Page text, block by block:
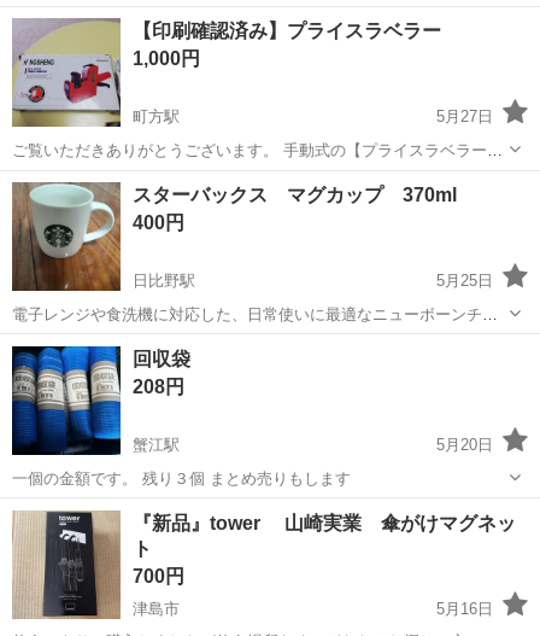
用発電機に使用される小型エンジンです！ ☆エアドライバーを使用し
た業務経験があればOKです！ 丁寧な研修と指導で安心のスタート♪
＜具体的には…？＞ ...
愛知 津島市 工場
【印刷確認済み】プライスラベラー
1,000円
町方駅
5月27日
ご覧いただきありがとうございます。 手動式の【プライスラベラー】
です。 価格シールなどが作成できます。 消耗品(シール、インク)もあ
りますので、しばらく補充なしでご利用頂けます。 使用予定がなくな
りましたので、出展い...
愛知 津島市 町方駅 その他 インク
スターバックス マグカップ 370ml
400円
日比野駅
5月25日
電子レンジや食洗機に対応した、日常使いに最適なニューボーンチャ
イナ製マグカップです。 未使用品になります。 - ブランド: Starbucks
- 素材: ニューボーンチャイナ - 容量: 370ml - カラー: ホワイ...
愛知 津島市 日比野駅
回収袋
208円
蟹江駅
5月20日
一個の金額です。 残り３個 まとめ売りもします
愛知 津島市 蟹江駅 家庭用品
『新品』tower 山崎実業 傘がけマグネッ
ト
700円
津島市
5月16日